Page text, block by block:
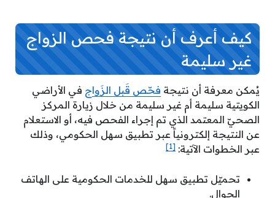
كيف أعرف أن نتيجة فحص الزواج
غير سليمة
يُمكن معرفة أن نتيجة فحّص قَبل الزَواج في الأراضي
الكويتية سليمة أم غير سليمة من خلال زيارة المركز
الصحيّ المعتمد الذي تم إجراء الفحص فيه، أو الاستعلام
عن النتيجة إلكترونياً عبر تطبيق سهل الحكومي، وذلك
عبر الخطوات الآتية: [1]
تحميّل تطبيق سهل للخدمات الحكومية على الهاتف
الجوال.